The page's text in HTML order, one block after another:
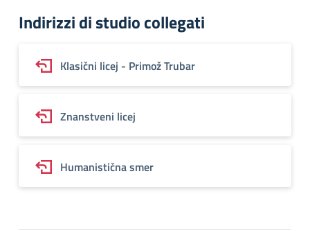
Indirizzi di studio collegati
Klasični licej - Primož Trubar
Znanstveni licej
Humanistična smer